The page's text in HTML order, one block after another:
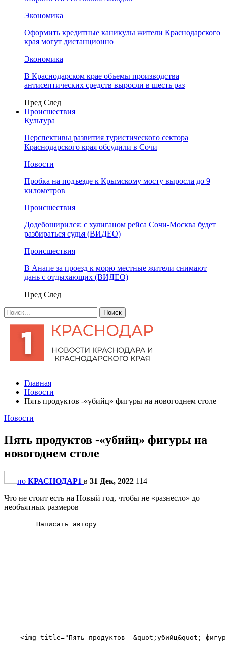
Экономика
Оформить кредитные каникулы жители Краснодарского
края могут дистанционно
Экономика
В Краснодарском крае объемы производства
антисептических средств выросли в шесть раз
Пред След
Происшествия
Культура
Перспективы развития туристического сектора
Краснодарского края обсудили в Сочи
Новости
Пробка на подъезде к Крымскому мосту выросла до 9
километров
Происшествия
Додебоширился: с хулиганом рейса Сочи-Москва будет
разбираться судья (ВИДЕО)
Происшествия
В Анапе за проезд к морю местные жители снимают
дань с отдыхающих (ВИДЕО)
Пред След
Главная
Новости
Пять продуктов -«убийц» фигуры на новогоднем столе
Новости
Пять продуктов -«убийц» фигуры на
новогоднем столе
по КРАСНОДАР1 в 31 Дек, 2022 114
Что не стоит есть на Новый год, чтобы не «разнесло» до
необъятных размеров
        Написать автору
<img title="Пять продуктов -&quot;убийц&quot;